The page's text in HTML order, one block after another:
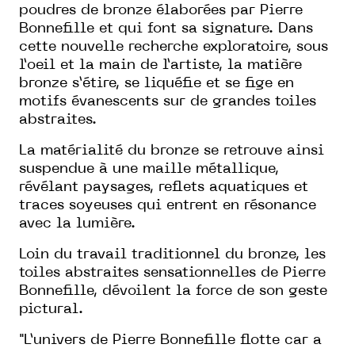
poudres de bronze élaborées par Pierre
Bonnefille et qui font sa signature. Dans
cette nouvelle recherche exploratoire, sous
l’oeil et la main de l’artiste, la matière
bronze s’étire, se liquéfie et se fige en
motifs évanescents sur de grandes toiles
abstraites.
La matérialité du bronze se retrouve ainsi
suspendue à une maille métallique,
révélant paysages, reflets aquatiques et
traces soyeuses qui entrent en résonance
avec la lumière.
Loin du travail traditionnel du bronze, les
toiles abstraites sensationnelles de Pierre
Bonnefille, dévoilent la force de son geste
pictural.
"L’univers de Pierre Bonnefille flotte car a